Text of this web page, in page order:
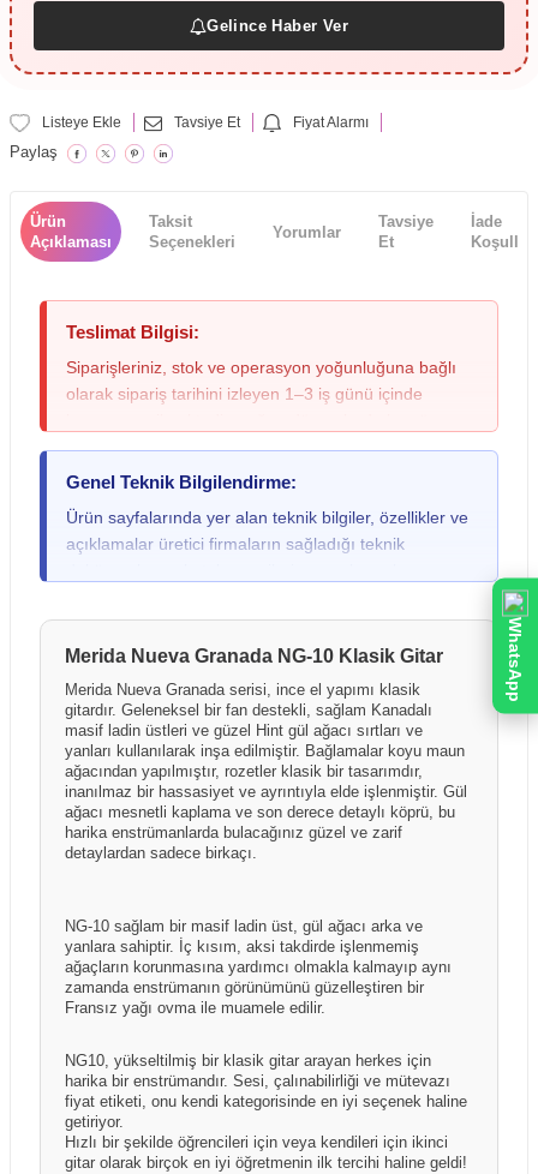
Gelince Haber Ver
Listeye Ekle Tavsiye Et Fiyat Alarmı
Paylaş
Ürün
Açıklaması
Taksit
Seçenekleri
Yorumlar
Tavsiye
Et
İade
Koşulları
Teslimat Bilgisi:
Siparişleriniz, stok ve operasyon yoğunluğuna bağlı
olarak sipariş tarihini izleyen 1–3 iş günü içinde
değişebileceğinden lütfen siparişinizi oluştururken bu
durumu göz önünde bulundurunuz. Teslimat sırasında
fiziksel bir hasar fark ederseniz ya da gitar, keman,
davul gibi yüksek hassasiyete sahip ürünlerde dış
kutuda hasar olmasa bile darbe kaynaklı iç hasar
edilmesi durumunda, teslimat öncesinde kargo
görevlisine "Hasar Tespit Tutanağı" tutturulması yasal
bir zorunluluktur; bu işlem sayesinde taşıma kaynaklı
hasarlarda kargo firması nezdinde tazmin süreci
başlatılabilirken, tutanaksız teslim alınan gönderilerde
hasarın taşıma aşamasında oluştuğu ispatlanamadığı
için sonradan yapılacak bildirimler kabul
edilememektedir.
Genel Teknik Bilgilendirme:
Ürün sayfalarında yer alan teknik bilgiler, özellikler ve
açıklamalar üretici firmaların sağladığı teknik
sonuçları; kullanım şekli, kurulum ortamı, elektrik
altyapısı, kullanılan diğer ekipmanlar ve çevresel
firmalar ürün özelliklerinde önceden bildirim
yapmaksızın değişiklik yapma hakkını saklı tutabilir.
Kutu içeriği ve ürünle birlikte sunulan aksesuarlar
üretici firma ve dağıtım politikalarına bağlı olarak ülke,
bölge veya parti bazında farklılık gösterebilir. Ürün
sayfalarında yer alan görseller temsilî amaçlı olabilir
ve gerçek ürün, kutu içeriği veya renk tonları
Merida Nueva Granada NG-10 Klasik Gitar
Merida Nueva Granada serisi, ince el yapımı klasik
gitardır. Geleneksel bir fan destekli, sağlam Kanadalı
masif ladin üstleri ve güzel Hint gül ağacı sırtları ve
yanları kullanılarak inşa edilmiştir. Bağlamalar koyu maun
ağacından yapılmıştır, rozetler klasik bir tasarımdır,
inanılmaz bir hassasiyet ve ayrıntıyla elde işlenmiştir. Gül
ağacı mesnetli kaplama ve son derece detaylı köprü, bu
harika enstrümanlarda bulacağınız güzel ve zarif
detaylardan sadece birkaçı.
NG-10 sağlam bir masif ladin üst, gül ağacı arka ve
yanlara sahiptir. İç kısım, aksi takdirde işlenmemiş
ağaçların korunmasına yardımcı olmakla kalmayıp aynı
zamanda enstrümanın görünümünü güzelleştiren bir
Fransız yağı ovma ile muamele edilir.
NG10, yükseltilmiş bir klasik gitar arayan herkes için
harika bir enstrümandır. Sesi, çalınabilirliği ve mütevazı
fiyat etiketi, onu kendi kategorisinde en iyi seçenek haline
getiriyor.
Hızlı bir şekilde öğrencileri için veya kendileri için ikinci
gitar olarak birçok en iyi öğretmenin ilk tercihi haline geldi!
WhatsApp